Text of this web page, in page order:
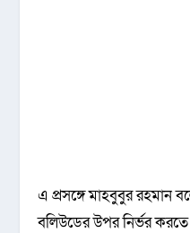
এ প্রসঙ্গে মাহবুবুর রহমান
বলিউডের উপর নির্ভর